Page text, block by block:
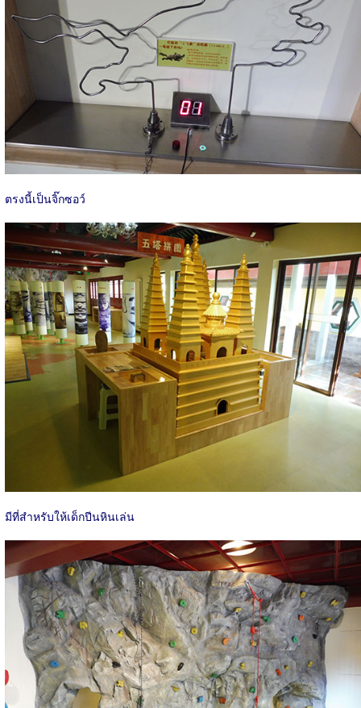
ตรงนี้เป็นจิ๊กซอว์
มีที่สำหรับให้เด็กปีนหินเล่น